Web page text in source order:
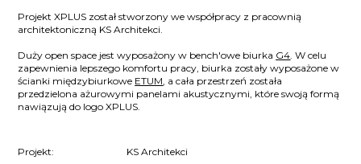
Projekt XPLUS został stworzony we współpracy z pracownią
architektoniczną KS Architekci.
Duży open space jest wyposażony w bench'owe biurka G4. W celu
zapewnienia lepszego komfortu pracy, biurka zostały wyposażone w
ścianki międzybiurkowe ETUM, a cała przestrzeń została
przedzielona ażurowymi panelami akustycznymi, które swoją formą
nawiązują do logo XPLUS.
Projekt:
KS Architekci